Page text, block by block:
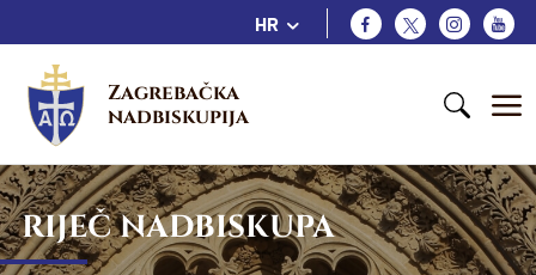
HR
Zagrebačka
nadbiskupija
RIJEČ NADBISKUPA